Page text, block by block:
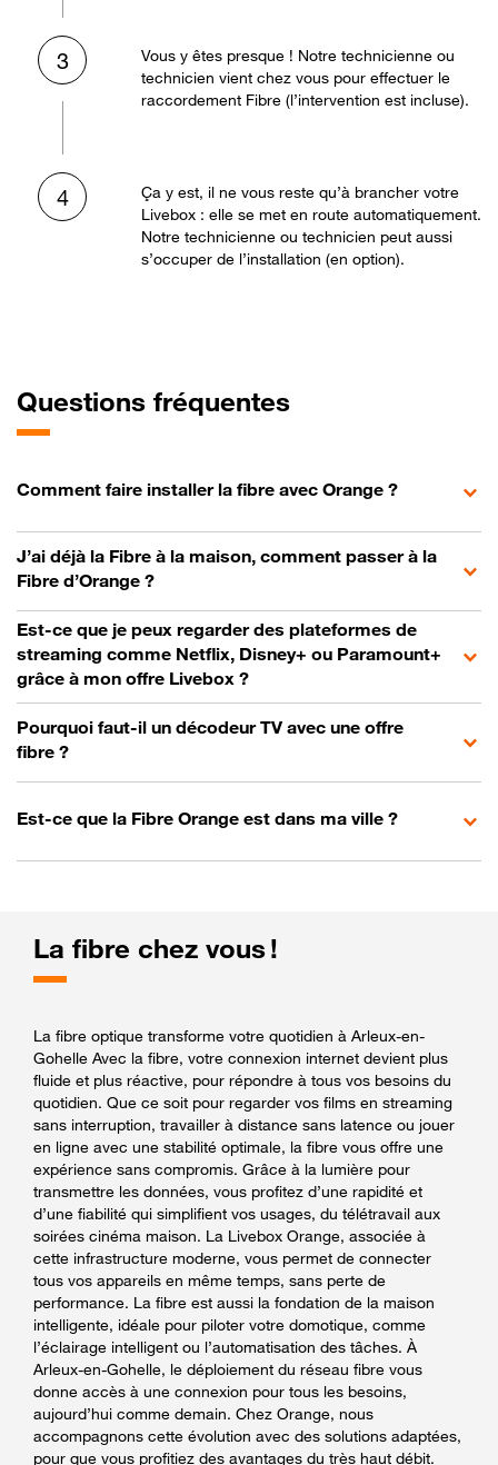
3
Vous y êtes presque ! Notre technicienne ou
technicien vient chez vous pour effectuer le
raccordement Fibre (l’intervention est incluse).
4
Ça y est, il ne vous reste qu’à brancher votre
Livebox : elle se met en route automatiquement.
Notre technicienne ou technicien peut aussi
s’occuper de l’installation (en option).
Questions fréquentes
Comment faire installer la fibre avec Orange ?
J’ai déjà la Fibre à la maison, comment passer à la
Fibre d’Orange ?
Est-ce que je peux regarder des plateformes de
streaming comme Netflix, Disney+ ou Paramount+
grâce à mon offre Livebox ?
Pourquoi faut-il un décodeur TV avec une offre
fibre ?
Est-ce que la Fibre Orange est dans ma ville ?
La fibre chez vous !
La fibre optique transforme votre quotidien à Arleux-en-
Gohelle Avec la fibre, votre connexion internet devient plus
fluide et plus réactive, pour répondre à tous vos besoins du
quotidien. Que ce soit pour regarder vos films en streaming
sans interruption, travailler à distance sans latence ou jouer
en ligne avec une stabilité optimale, la fibre vous offre une
expérience sans compromis. Grâce à la lumière pour
transmettre les données, vous profitez d’une rapidité et
d’une fiabilité qui simplifient vos usages, du télétravail aux
soirées cinéma maison. La Livebox Orange, associée à
cette infrastructure moderne, vous permet de connecter
tous vos appareils en même temps, sans perte de
performance. La fibre est aussi la fondation de la maison
intelligente, idéale pour piloter votre domotique, comme
l’éclairage intelligent ou l’automatisation des tâches. À
Arleux-en-Gohelle, le déploiement du réseau fibre vous
donne accès à une connexion pour tous les besoins,
aujourd’hui comme demain. Chez Orange, nous
accompagnons cette évolution avec des solutions adaptées,
pour que vous profitiez des avantages du très haut débit.